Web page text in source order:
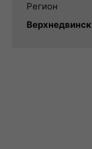
Регион
Верхнедвинск